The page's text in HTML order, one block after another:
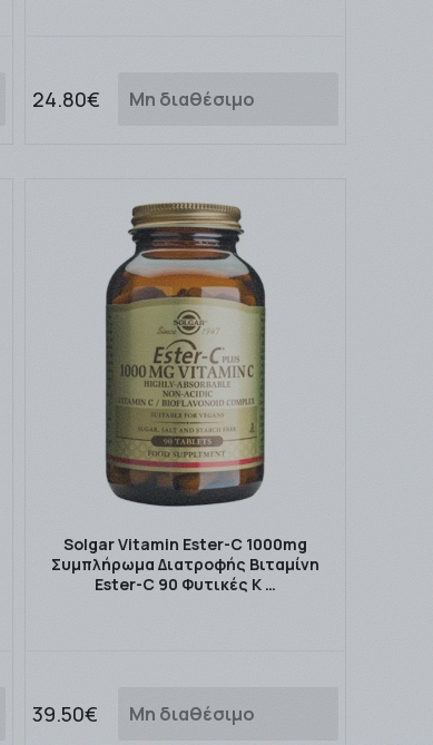
24.80€ Μη διαθέσιμο
Solgar Vitamin Ester-C 1000mg
Συμπλήρωμα Διατροφής Βιταμίνη
Ester-C 90 Φυτικές Κ …
39.50€ Μη διαθέσιμο